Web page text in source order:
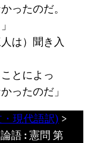
ったのだ。
は）聞き入
とによっ
ったのだ」
現代語訳) >
論語 : 憲問 第